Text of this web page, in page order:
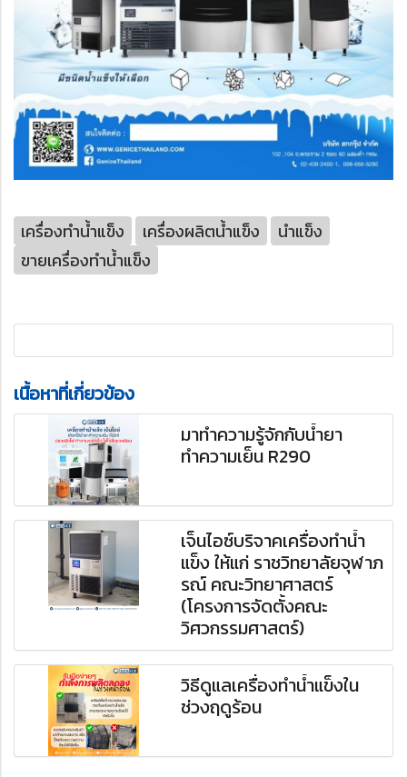
เครื่องทำน้ำแข็ง เครื่องผลิตน้ำแข็ง
นำแข็ง
ขายเครื่องทำน้ำแข็ง
เนื้อหาที่เกี่ยวข้อง
มาทำความรู้จักกับน้ำยา
ทำความเย็น R290
เจ็นไอซ์บริจาคเครื่องทำน้ำ
แข็ง ให้แก่ ราชวิทยาลัยจุฬาภ
รณ์ คณะวิทยาศาสตร์
(โครงการจัดตั้งคณะ
วิศวกรรมศาสตร์)
วิธีดูแลเครื่องทำน้ำแข็งใน
ช่วงฤดูร้อน